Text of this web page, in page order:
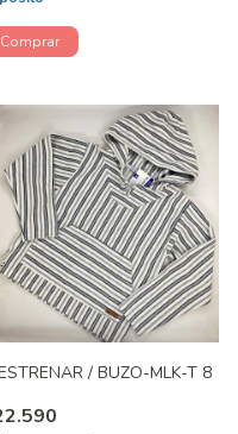
/ BUZO-MLK-T 8